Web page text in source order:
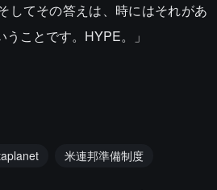
してその答えは、時にはそれがあ
ことです。HYPE。」
米連邦準備制度